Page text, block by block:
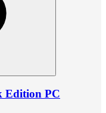
Edition PC